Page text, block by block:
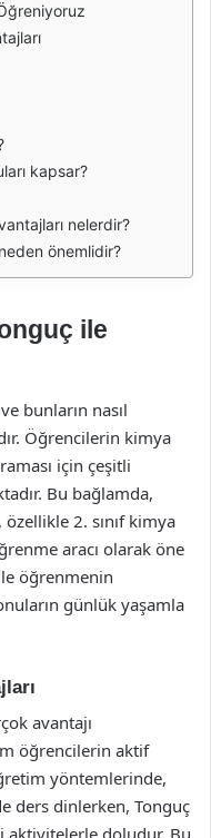
kapsar?
nelerdir?
önemlidir?
ile
bunların nasıl
Öğrencilerin kimya
için çeşitli
Bu bağlamda,
2. sınıf kimya
aracı olarak öne
öğrenmenin
günlük yaşamla
avantajı
öğrencilerin aktif
yöntemlerinde,
ders dinlerken, Tonguç
aktivitelerle doludur. Bu